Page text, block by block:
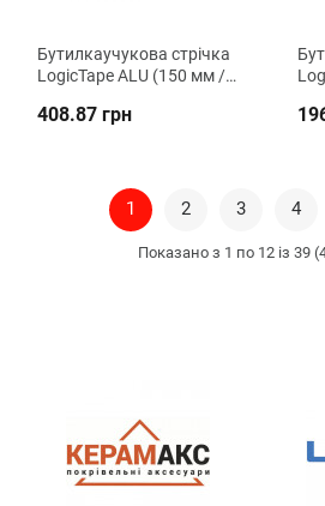
Бутилкаучукова стрічка
LogicTape ALU (150 мм /
408.87 грн
1 2 3 4
Показано з 1 по 12 із 39